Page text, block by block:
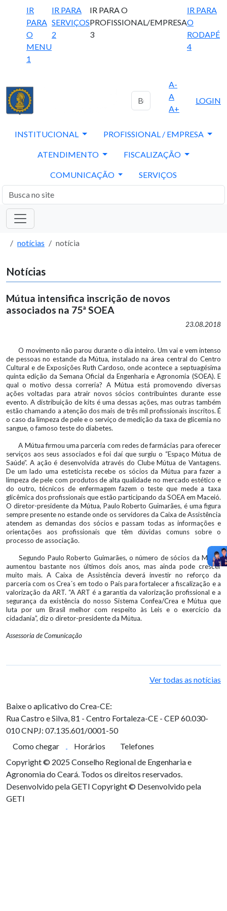
IR
PARA
O
MENU
1
IR PARA
SERVIÇOS
2
IR PARA O
PROFISSIONAL/EMPRESA
3
IR PARA
O
RODAPÉ
4
A-
A
A+
LOGIN
INSTITUCIONAL PROFISSIONAL / EMPRESA
ATENDIMENTO FISCALIZAÇÃO
COMUNICAÇÃO SERVIÇOS
notícias notícia
Notícias
Mútua intensifica inscrição de novos
associados na 75ª SOEA
23.08.2018
O movimento não parou durante o dia inteiro. Um vai e vem intenso
de pessoas no estande da Mútua, instalado na área central do Centro
Cultural e de Exposições Ruth Cardoso, onde acontece a septuagésima
quinta edição da Semana Oficial da Engenharia e Agronomia (SOEA). E
qual o motivo dessa correria? A Mútua está promovendo diversas
ações voltadas para atrair novos sócios contribuintes durante esse
evento. A distribuição de kits é uma dessas ações, mas outras também
estão chamando a atenção dos mais de três mil profissionais inscritos. É
o caso da limpeza de pele e o serviço de medição da taxa de glicemia no
sangue, o famoso teste do diabetes.
A Mútua firmou uma parceria com redes de farmácias para oferecer
serviços aos seus associados e foi daí que surgiu o “Espaço Mútua de
Saúde”. A ação é desenvolvida através do Clube Mútua de Vantagens.
De um lado uma esteticista recebe os sócios da Mútua para fazer a
limpeza de pele com produtos de alta qualidade no mercado estético e
do outro, técnicos de enfermagem fazem o teste que mede a taxa
glicêmica dos profissionais que estão participando da SOEA em Maceió.
O diretor-presidente da Mútua, Paulo Roberto Guimarães, é uma figura
sempre presente no estande onde os servidores da Caixa de Assistência
atendem as demandas dos sócios e passam todas as informações e
orientações aos profissionais que têm dúvidas comuns sobre o
processo de associação.
Segundo Paulo Roberto Guimarães, o número de sócios da Mútua
aumentou bastante nos últimos dois anos, mas ainda pode crescer
muito mais. A Caixa de Assistência deverá investir no reforço da
parceria com os Crea´s em todo o País para fortalecer a fiscalização e a
valorização da ART. “A ART é a garantia da valorização profissional e a
segurança da existência do nosso Sistema Confea/Crea e Mútua que
luta por um Brasil melhor com respeito às Leis e o exercício da
cidadania”, diz o diretor-presidente da Mútua.
Assessoria de Comunicação
Ver todas as notícias
Baixe o aplicativo do Crea-CE:
Rua Castro e Silva, 81 - Centro Fortaleza-CE - CEP 60.030-
010CNPJ: 07.135.601/0001-50
Como chegar
Horários
Telefones
Copyright © 2025 Conselho Regional de Engenharia e
Agronomia do Ceará. Todos os direitos reservados.
Desenvolvido pela GETI Copyright © Desenvolvido pela
GETI